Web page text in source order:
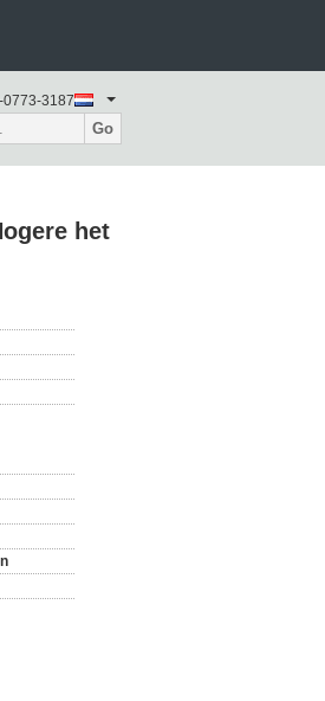
3187
Go
het